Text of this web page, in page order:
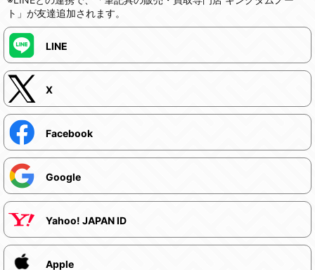
ト」が友達追加されます。
LINE
X
Facebook
Google
Yahoo! JAPAN ID
Apple